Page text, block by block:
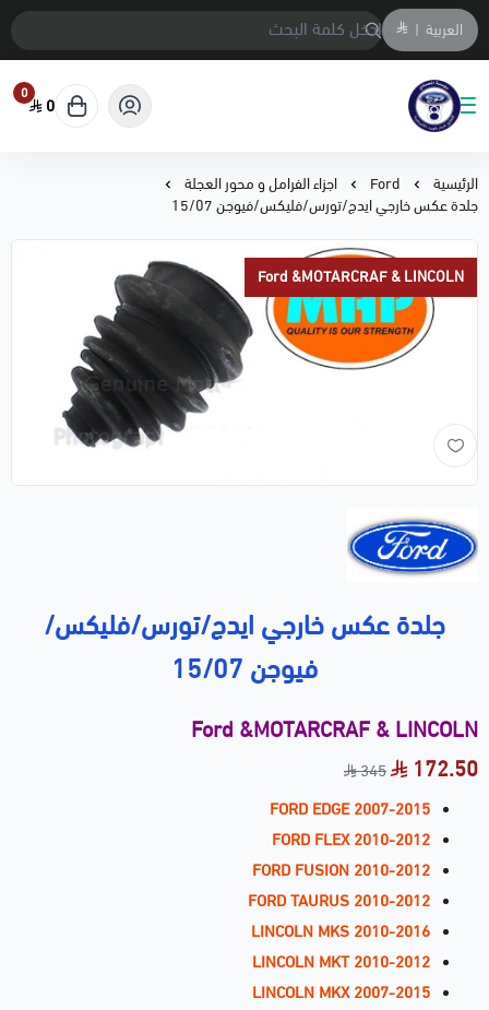
العربية |
متجر المحمادي لقطع السيارات
0
0
الرئيسية Ford
اجزاء الفرامل و محور العجلة
جلدة عكس خارجي ايدج/تورس/فليكس/فيوجن 15/07
Ford &MOTARCRAF & LINCOLN
جلدة عكس خارجي ايدج/تورس/فليكس/
فيوجن 15/07
Ford &MOTARCRAF & LINCOLN
172.50
345
FORD EDGE 2007-2015
FORD FLEX 2010-2012
FORD FUSION 2010-2012
FORD TAURUS 2010-2012
LINCOLN MKS 2010-2016
LINCOLN MKT 2010-2012
LINCOLN MKX 2007-2015